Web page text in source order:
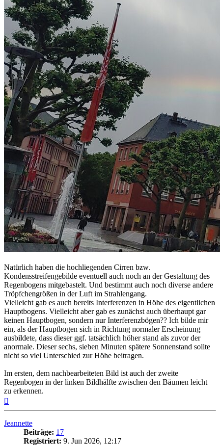
Natürlich haben die hochliegenden Cirren bzw.
Kondensstreifengebilde eventuell auch noch an der Gestaltung des
Regenbogens mitgebastelt. Und bestimmt auch noch diverse andere
Tröpfchengrößen in der Luft im Strahlengang.
Vielleicht gab es auch bereits Interferenzen in Höhe des eigentlichen
Hauptbogens. Vielleicht aber gab es zunächst auch überhaupt gar
keinen Hauptbogen, sondern nur Interferenzbögen?? Ich bilde mir
ein, als der Hauptbogen sich in Richtung normaler Erscheinung
ausbildete, dass dieser ggf. tatsächlich höher stand als zuvor der
anormale. Dieser sechs, sieben Minuten spätere Sonnenstand sollte
nicht so viel Unterschied zur Höhe beitragen.
Im ersten, dem nachbearbeiteten Bild ist auch der zweite
Regenbogen in der linken Bildhälfte zwischen den Bäumen leicht
zu erkennen.
Jeannette
Beiträge: 17
Registriert: 9. Jun 2026, 12:17